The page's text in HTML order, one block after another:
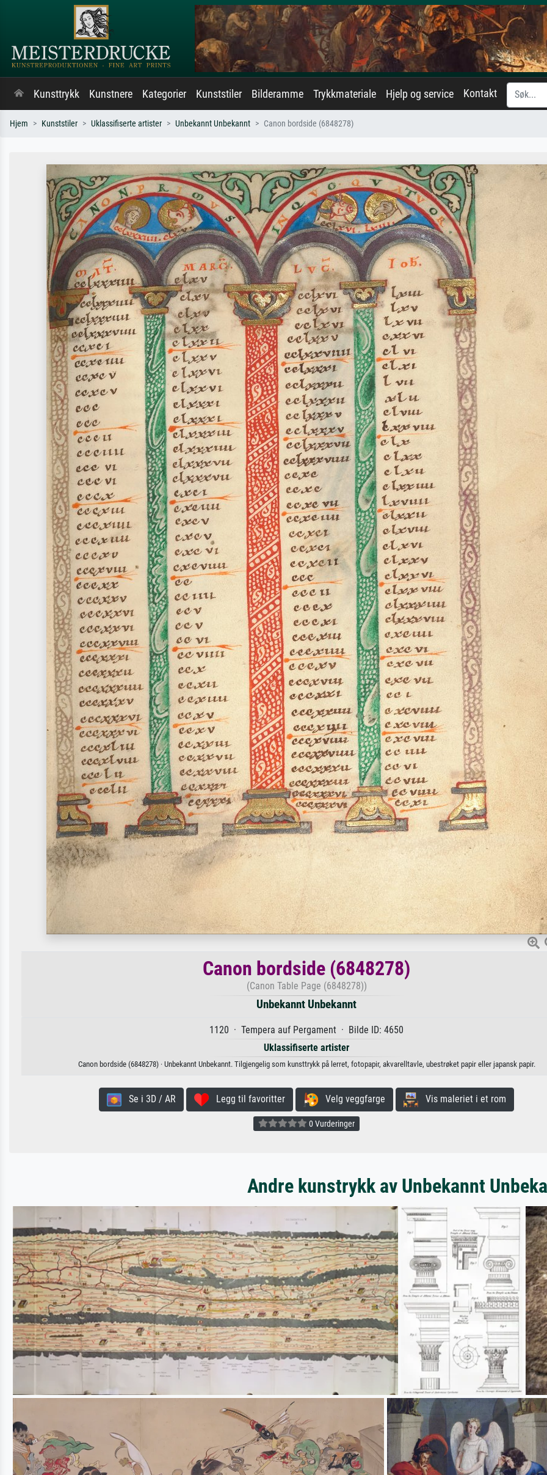
Kunsttrykk Kunstnere Kategorier Kunststiler Bilderamme Trykkmateriale Hjelp og service Kontakt
Hjem Kunststiler Uklassifiserte artister Unbekannt Unbekannt Canon bordside (6848278)
Canon bordside (6848278)
(Canon Table Page (6848278))
Unbekannt Unbekannt
1120 · Tempera auf Pergament · Bilde ID: 4650
Uklassifiserte artister
Canon bordside (6848278) · Unbekannt Unbekannt. Tilgjengelig som kunsttrykk på lerret, fotopapir, akvarelltavle, ubestrøket papir eller japansk papir.
Se i 3D / AR Legg til favoritter Velg veggfarge Vis maleriet i et rom
0 Vurderinger
Andre kunstrykk av Unbekannt